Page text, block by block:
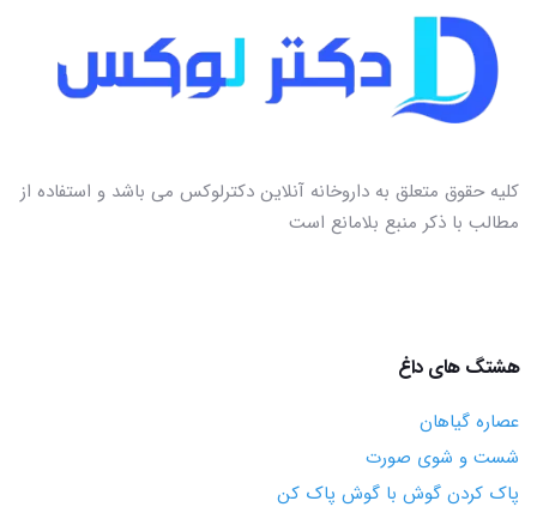
کلیه حقوق متعلق به داروخانه آنلاین دکترلوکس می باشد و استفاده از
مطالب با ذکر منبع بلامانع است
هشتگ های داغ
عصاره گیاهان
شست و شوی صورت
پاک کردن گوش با گوش پاک کن